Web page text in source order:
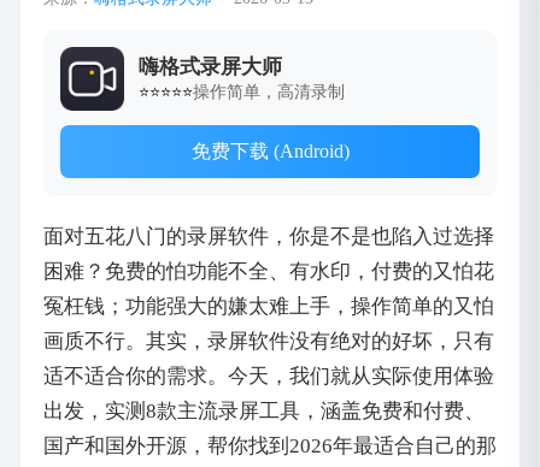
嗨格式录屏大师
⭐⭐⭐⭐⭐操作简单，高清录制
免费下载 (Android)
面对五花八门的录屏软件，你是不是也陷入过选择
困难？免费的怕功能不全、有水印，付费的又怕花
冤枉钱；功能强大的嫌太难上手，操作简单的又怕
画质不行。其实，录屏软件没有绝对的好坏，只有
适不适合你的需求。今天，我们就从实际使用体验
出发，实测8款主流录屏工具，涵盖免费和付费、
国产和国外开源，帮你找到2026年最适合自己的那